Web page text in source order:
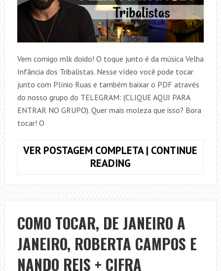
Vem comigo mlk doido! O toque junto é da música Velha
Infância dos Tribalistas. Nesse vídeo você pode tocar
junto com Plínio Ruas e também baixar o PDF através
do nosso grupo do TELEGRAM: (CLIQUE AQUI PARA
ENTRAR NO GRUPO). Quer mais moleza que isso? Bora
tocar! O
VER POSTAGEM COMPLETA | CONTINUE
READINGCOMO
VELHA
INFÂNCIA,
TRIBALISTAS
+
CIFRA
COMPLETA
COMO TOCAR, DE JANEIRO A
JANEIRO, ROBERTA CAMPOS E
NANDO REIS + CIFRA